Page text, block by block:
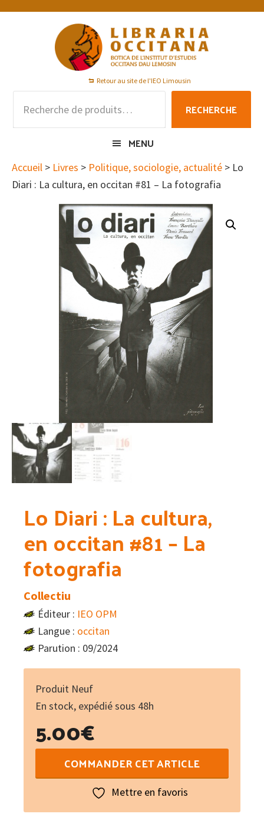
Passer
Passer
Passer
Retour au site de l'IEO Limousin
pour :
RECHERCHE
MENU
Accueil > Livres > Politique, sociologie, actualité > Lo
Diari : La cultura, en occitan #81 – La fotografia
Lo Diari : La cultura,
en occitan #81 – La
fotografia
Collectiu
Éditeur : IEO OPM
Langue : occitan
Parution : 09/2024
Produit Neuf
En stock, expédié sous 48h
5.00€
de
COMMANDER CET ARTICLE
Mettre en favoris